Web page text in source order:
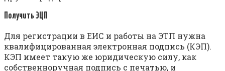
Получить ЭЦП
Для регистрации в ЕИС и работы на ЭТП нужна
квалифицированная электронная подпись (КЭП).
КЭП имеет такую же юридическую силу, как
собственноручная подпись с печатью, и